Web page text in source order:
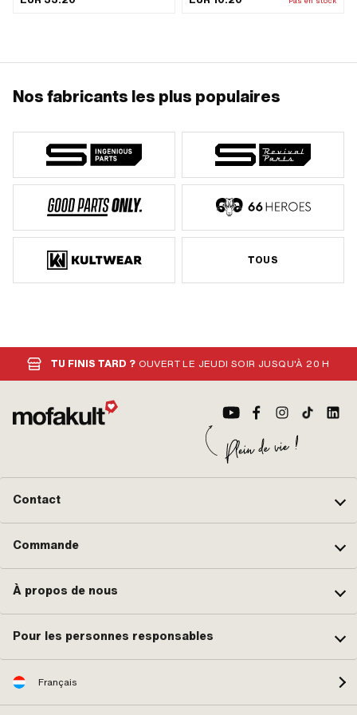
Nos fabricants les plus populaires
TOUS
TU FINIS TARD ? OUVERT LE JEUDI SOIR JUSQU'À 20 H
Contact
Commande
À propos de nous
Pour les personnes responsables
Français